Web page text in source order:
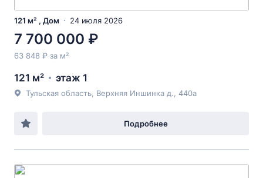
121 м² , Дом 24 июля 2026
7 700 000 ₽
63 848 ₽ за м²
121 м² этаж 1
Тульская область, Верхняя Иншинка д., 440а
Подробнее